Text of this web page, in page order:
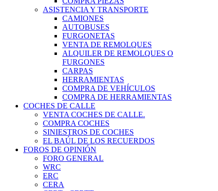
ASISTENCIA Y TRANSPORTE
CAMIONES
AUTOBUSES
FURGONETAS
VENTA DE REMOLQUES
ALQUILER DE REMOLQUES O
FURGONES
CARPAS
HERRAMIENTAS
COMPRA DE VEHÍCULOS
COMPRA DE HERRAMIENTAS
COCHES DE CALLE
VENTA COCHES DE CALLE.
COMPRA COCHES
SINIESTROS DE COCHES
EL BAÚL DE LOS RECUERDOS
FOROS DE OPINIÓN
FORO GENERAL
WRC
ERC
CERA